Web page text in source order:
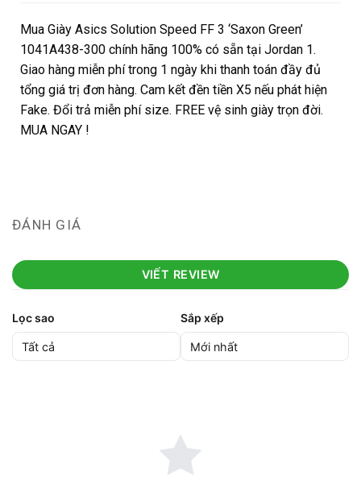
Mua Giày Asics Solution Speed FF 3 ‘Saxon Green’
1041A438-300 chính hãng 100% có sẵn tại Jordan 1.
Giao hàng miễn phí trong 1 ngày khi thanh toán đầy đủ
tổng giá trị đơn hàng. Cam kết đền tiền X5 nếu phát hiện
Fake. Đổi trả miễn phí size. FREE vệ sinh giày trọn đời.
MUA NGAY !
ĐÁNH GIÁ
VIẾT REVIEW
Lọc sao Sắp xếp